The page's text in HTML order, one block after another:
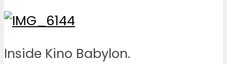
Inside Kino Babylon.